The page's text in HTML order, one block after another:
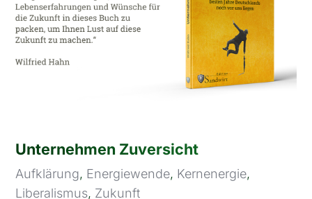
Unternehmen Zuversicht
Aufklärung, Energiewende, Kernenergie,
Liberalismus, Zukunft